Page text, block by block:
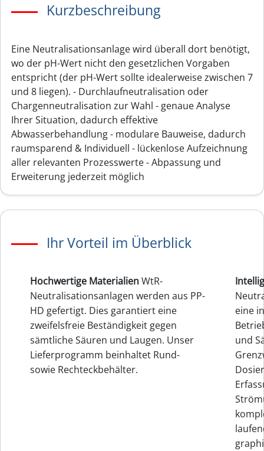
Kurzbeschreibung
Eine Neutralisationsanlage wird überall dort benötigt,
wo der pH-Wert nicht den gesetzlichen Vorgaben
entspricht (der pH-Wert sollte idealerweise zwischen 7
und 8 liegen). - Durchlaufneutralisation oder
Chargenneutralisation zur Wahl - genaue Analyse
Ihrer Situation, dadurch effektive
Abwasserbehandlung - modulare Bauweise, dadurch
raumsparend & Individuell - lückenlose Aufzeichnung
aller relevanten Prozesswerte - Abpassung und
Erweiterung jederzeit möglich
Ihr Vorteil im Überblick
Hochwertige MaterialienWtR-
Neutralisationsanlagen werden aus PP-
HD gefertigt. Dies garantiert eine
zweifelsfreie Beständigkeit gegen
sämtliche Säuren und Laugen. Unser
Lieferprogramm beinhaltet Rund-
sowie Rechteckbehälter.
eine
und